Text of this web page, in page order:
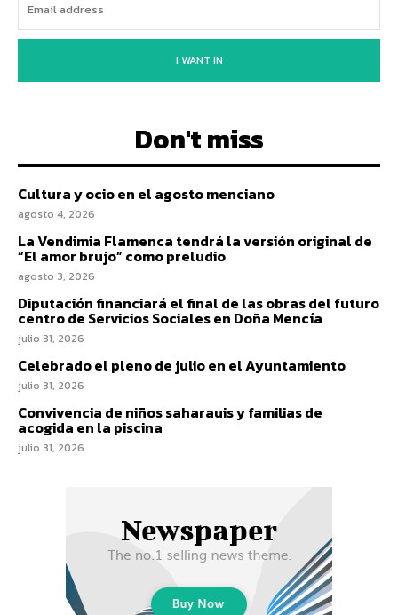
I WANT IN
Don't miss
Cultura y ocio en el agosto menciano
agosto 4, 2026
La Vendimia Flamenca tendrá la versión original de
“El amor brujo” como preludio
agosto 3, 2026
Diputación financiará el final de las obras del futuro
centro de Servicios Sociales en Doña Mencía
julio 31, 2026
Celebrado el pleno de julio en el Ayuntamiento
julio 31, 2026
Convivencia de niños saharauis y familias de
acogida en la piscina
julio 31, 2026